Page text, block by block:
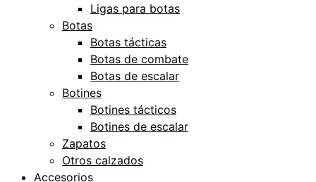
Ligas para botas
Botas
Botas tácticas
Botas de combate
Botas de escalar
Botines
Botines tácticos
Botines de escalar
Zapatos
Otros calzados
Accesorios